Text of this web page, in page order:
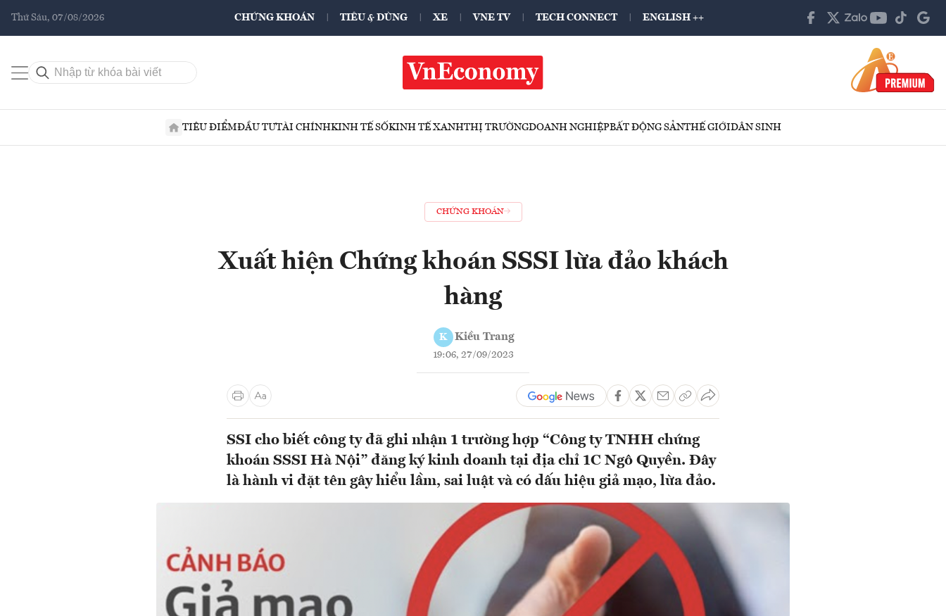
Thứ Sáu, 07/08/2026 CHỨNG KHOÁN TIÊU & DÙNG XE VNE TV TECH CONNECT ENGLISH ++
TIÊU ĐIỂMĐẦU TƯTÀI CHÍNHKINH TẾ SỐKINH TẾ XANHTHỊ TRƯỜNGDOANH NGHIỆPBẤT ĐỘNG SẢNTHẾ GIỚIDÂN SINH
CHỨNG KHOÁN
Xuất hiện Chứng khoán SSSI lừa đảo khách
hàng
K Kiều Trang
19:06, 27/09/2023
SSI cho biết công ty đã ghi nhận 1 trường hợp “Công ty TNHH chứng
khoán SSSI Hà Nội” đăng ký kinh doanh tại địa chỉ 1C Ngô Quyền. Đây
là hành vi đặt tên gây hiểu lầm, sai luật và có dấu hiệu giả mạo, lừa đảo.